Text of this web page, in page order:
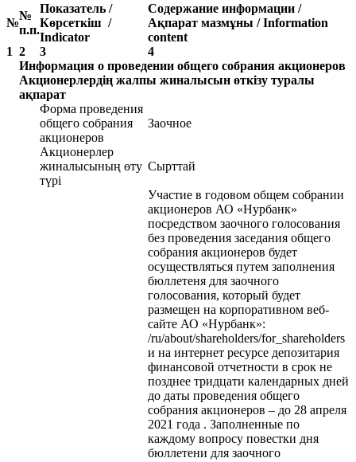
№
№
п.п.
Показатель /
Көрсеткіш /
Indicator
Содержание информации /
Ақпарат мазмұны / Information
content
1 2 3
4
Информация о проведении общего собрания акционеров
Акционерлердің жалпы жиналысын өткізу туралы
ақпарат
Форма проведения
общего собрания
акционеров
Заочное
Акционерлер
жиналысының өту
түрі
Сырттай
Участие в годовом общем собрании
акционеров АО «Нурбанк»
посредством заочного голосования
без проведения заседания общего
собрания акционеров будет
осуществляться путем заполнения
бюллетеня для заочного
голосования, который будет
размещен на корпоративном веб-
сайте АО «Нурбанк»:
/ru/about/shareholders/for_shareholders
и на интернет ресурсе депозитария
финансовой отчетности в срок не
позднее тридцати календарных дней
до даты проведения общего
собрания акционеров – до 28 апреля
2021 года . Заполненные по
каждому вопросу повестки дня
бюллетени для заочного